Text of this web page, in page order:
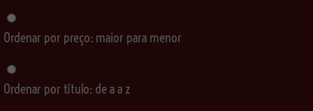
Ordenar por preço: maior para menor
Ordenar por título: de a a z